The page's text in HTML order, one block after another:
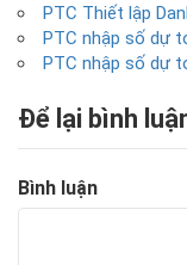
PTC Thiết lập
PTC nhập số dự
PTC nhập số dự
Để lại bình
Bình luận